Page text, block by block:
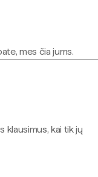
mes čia jums.
klausimus, kai tik jų